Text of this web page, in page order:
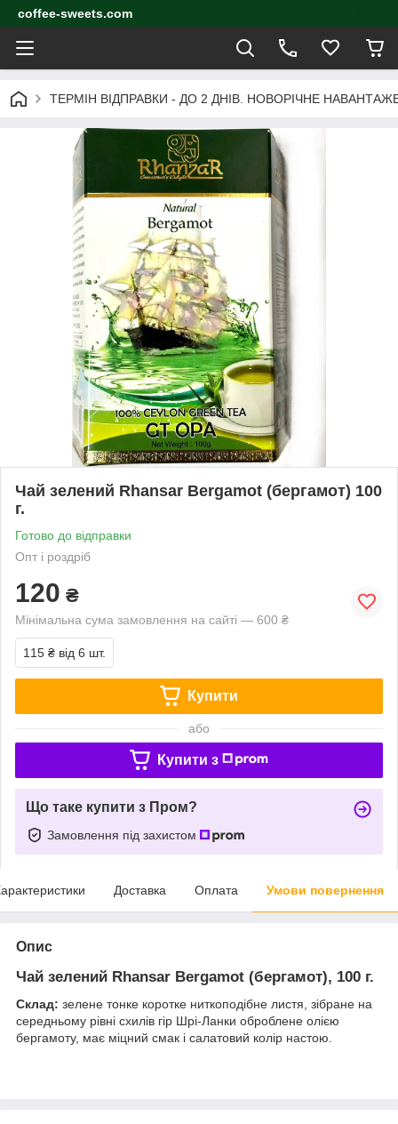
coffee-sweets.com
ТЕРМІН ВІДПРАВКИ - ДО 2 ДНІВ. НОВОРІЧНЕ
Чай зелений Rhansar Bergamot (бергамот) 100
г.
Готово до відправки
Опт і роздріб
120 ₴
Мінімальна сума замовлення на сайті — 600 ₴
115 ₴ від 6 шт.
Купити
або
Купити з
Що таке купити з Пром?
Замовлення під захистом
Доставка Оплата Умови повернення
Опис
Чай зелений Rhansar Bergamot (бергамот), 100 г.
Склад: зелене тонке коротке ниткоподібне листя, зібране на
середньому рівні схилів гір Шрі-Ланки оброблене олією
бергамоту, має міцний смак і салатовий колір настою.